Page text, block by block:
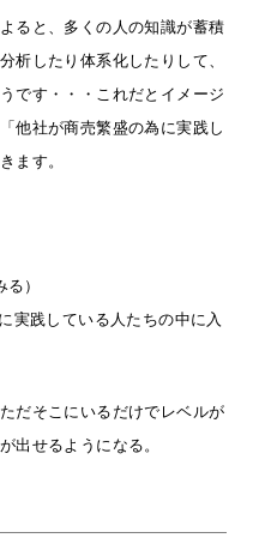
ると、多くの人の知識が蓄積
析したり体系化したりして、
です・・・これだとイメージ
他社が商売繁盛の為に実践し
ます。
）
実践している人たちの中に入
だそこにいるだけでレベルが
出せるようになる。